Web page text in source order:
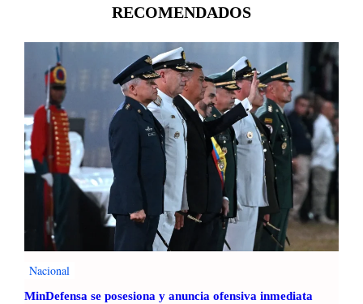
RECOMENDADOS
Nacional
MinDefensa se posesiona y anuncia ofensiva inmediata